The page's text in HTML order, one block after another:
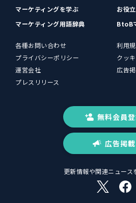
マーケティングを学ぶ
お役
マーケティング用語辞典
BtoB
各種お問い合わせ
利用
プライバシーポリシー
クッ
運営会社
広告
プレスリリース
無料会員
広告掲載
更新情報や関連ニュース